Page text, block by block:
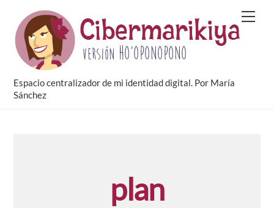
content
Espacio centralizador de mi identidad digital. Por María
Sánchez
plan